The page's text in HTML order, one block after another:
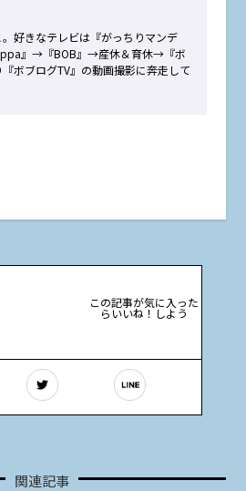
好きなテレビは『がっちりマンデ
』→『BOB』→産休＆育休→『ボ
ボブログTV』の動画撮影に奔走して
この記事が気に入った
らいいね！しよう
関連記事